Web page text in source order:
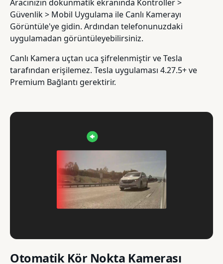
Aracınızın dokunmatik ekranında Kontroller >
Güvenlik > Mobil Uygulama ile Canlı Kamerayı
Görüntüle'ye gidin. Ardından telefonunuzdaki
uygulamadan görüntüleyebilirsiniz.
Canlı Kamera uçtan uca şifrelenmiştir ve Tesla
tarafından erişilemez. Tesla uygulaması 4.27.5+ ve
Premium Bağlantı gerektirir.
Otomatik Kör Nokta Kamerası